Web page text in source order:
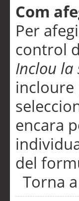
Com
Per
control
Inclou la
incloure
encara
del
Torna